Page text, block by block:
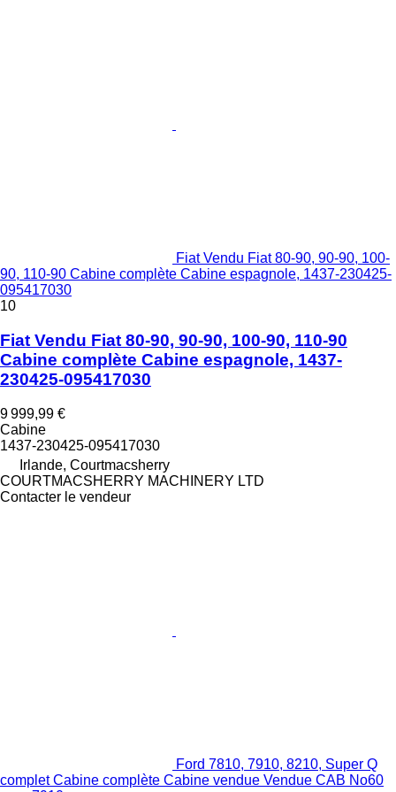
Fiat Vendu Fiat 80-90, 90-90, 100-
90, 110-90 Cabine complète Cabine espagnole, 1437-230425-
095417030
10
Fiat Vendu Fiat 80-90, 90-90, 100-90, 110-90
Cabine complète Cabine espagnole, 1437-
230425-095417030
9 999,99 €
Cabine
1437-230425-095417030
Irlande, Courtmacsherry
COURTMACSHERRY MACHINERY LTD
Contacter le vendeur
Ford 7810, 7910, 8210, Super Q
complet Cabine complète Cabine vendue Vendue CAB No60